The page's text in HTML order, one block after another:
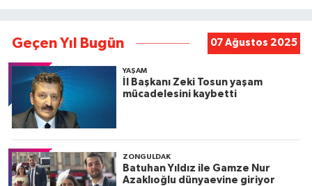
Geçen Yıl Bugün 07 Ağustos 2025
YAŞAM
İl Başkanı Zeki Tosun yaşam
mücadelesini kaybetti
ZONGULDAK
Batuhan Yıldız ile Gamze Nur
Azaklıoğlu dünyaevine giriyor